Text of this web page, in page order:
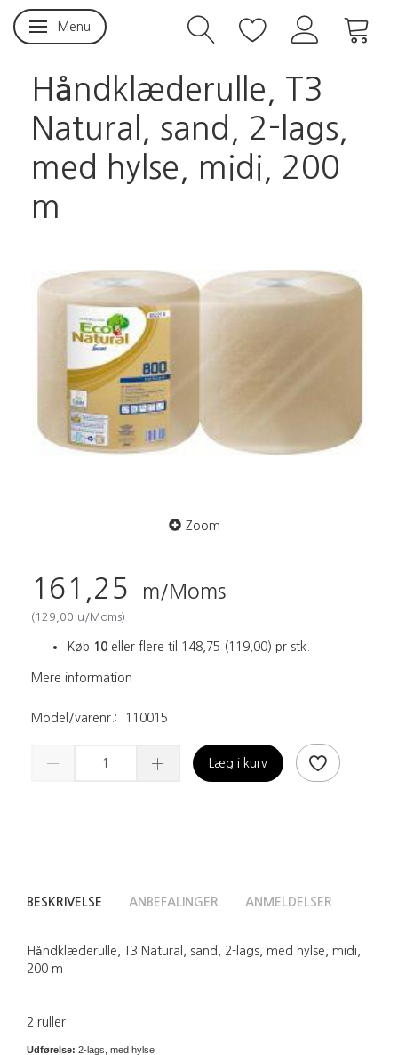
Skifte navigation
Menu
Håndklæderulle, T3
Natural, sand, 2-lags,
med hylse, midi, 200
m
Zoom
161,25 m/Moms
(129,00 u/Moms)
Køb 10 eller flere til 148,75 (119,00) pr stk.
Mere information
Model/varenr.: 110015
Læg i kurv
BESKRIVELSE ANBEFALINGER ANMELDELSER
Håndklæderulle, T3 Natural, sand, 2-lags, med hylse, midi,
200 m
2 ruller
Udførelse: 2-lags, med hylse